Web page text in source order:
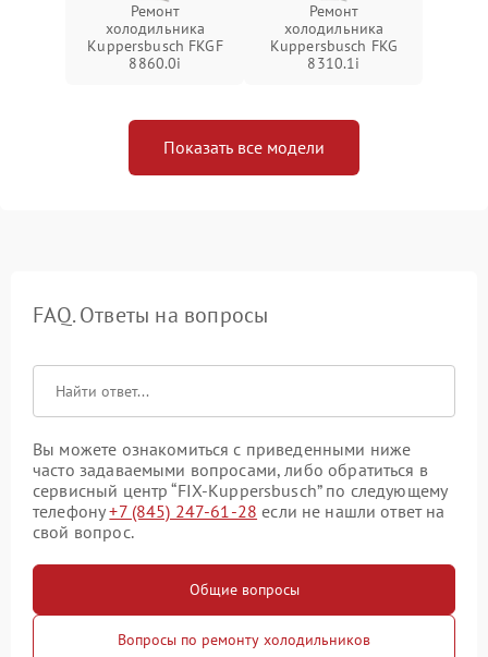
Ремонт
холодильника
Kuppersbusch FKGF
8860.0i
Ремонт
холодильника
Kuppersbusch FKG
8310.1i
Показать все модели
FAQ. Ответы на вопросы
Вы можете ознакомиться с приведенными ниже
часто задаваемыми вопросами, либо обратиться в
сервисный центр “FIX-Kuppersbusch” по следующему
телефону+7 (845) 247-61-28 если не нашли ответ на
свой вопрос.
Общие вопросы
Вопросы по ремонту холодильников